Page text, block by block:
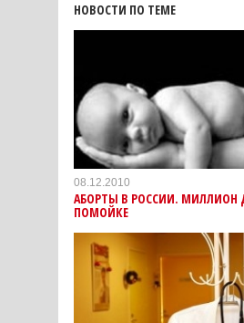
НОВОСТИ ПО ТЕМЕ
08.12.2010
АБОРТЫ В РОССИИ. МИЛЛИОН
ПОМОЙКЕ